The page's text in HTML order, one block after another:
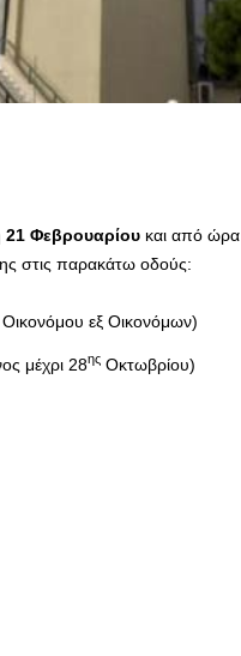
21 Φεβρουαρίου και από ώρα
στις παρακάτω οδούς:
εξ Οικονόμων)
μέχρι 28ης Οκτωβρίου)